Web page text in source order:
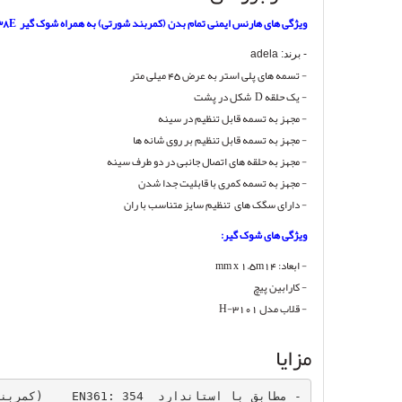
ویژگی های هارنس ایمنی تمام بدن (کمربند شورتی) به همراه شوک گیر HD-4538E:
- برند: adela
- تسمه های پلی استر به عرض 45 میلی متر
- یک حلقهDشکل در پشت
- مجهز به تسمه قابل تنظیم در سینه
- مجهز به تسمه قابل تنظیم بر روی شانه ها
- مجهز به حلقه های اتصال جانبی در دو طرف سینه
- مجهز به تسمه کمری با قابلیت جدا شدن
- دارای سگک های تنظیم سایز متناسب با ران
ویژگی های شوک گیر:
- ابعاد: 14 mm x 1.5m
- کارابین پیچ
- قلاب مدلH-3101
مزایا